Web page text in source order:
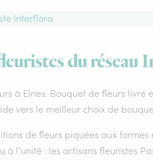
Interflora
du réseau
à Elnes. Bouquet de fleurs livré
vers le meilleur choix de
de fleurs piquées aux
à l’unité : les artisans fleuristes